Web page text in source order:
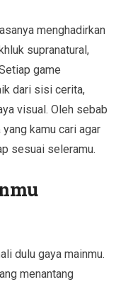
menghadirkan
supranatural,
game
dari sisi cerita,
visual. Oleh sebab
kamu cari agar
sesuai seleramu.
dulu gaya mainmu.
menantang